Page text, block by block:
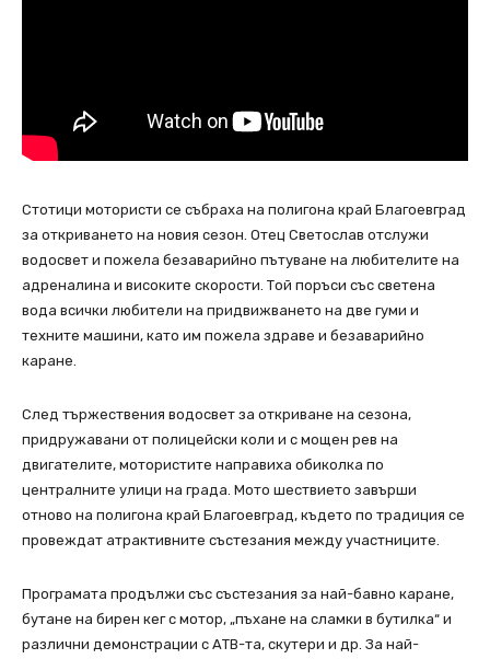
Стотици мотористи се събраха на полигона край Благоевград
за откриването на новия сезон. Отец Светослав отслужи
водосвет и пожела безаварийно пътуване на любителите на
адреналина и високите скорости. Той поръси със светена
вода всички любители на придвижването на две гуми и
техните машини, като им пожела здраве и безаварийно
каране.
След тържествения водосвет за откриване на сезона,
придружавани от полицейски коли и с мощен рев на
двигателите, мотористите направиха обиколка по
централните улици на града. Мото шествието завърши
отново на полигона край Благоевград, където по традиция се
провеждат атрактивните състезания между участниците.
Програмата продължи със състезания за най-бавно каране,
бутане на бирен кег с мотор, „пъхане на сламки в бутилка“ и
различни демонстрации с АТВ-та, скутери и др. За най-